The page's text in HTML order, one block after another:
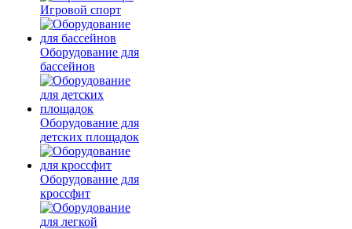
Игровой спорт
Оборудование для
бассейнов
Оборудование для
детских площадок
Оборудование для
кроссфит